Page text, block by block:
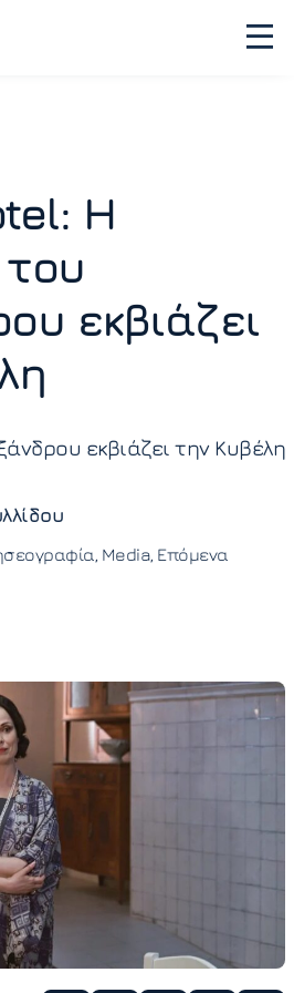
Η
εκβιάζει
εκβιάζει την Κυβέλη
Media Επόμενα